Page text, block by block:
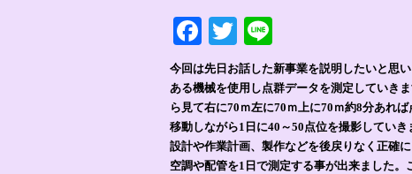
Facebook
Twitter
今回は先日お話した新事業を説明したいと思
ある機械を使用し点群データを測定していき
ら見て右に70ｍ左に70ｍ上に70ｍ約8分あれ
移動しながら1日に40～50点位を撮影してい
設計や作業計画、製作などを後戻りなく正確
空調や配管を1日で測定する事が出来ました